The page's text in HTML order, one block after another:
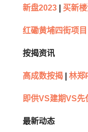
新盘2023 买新
红磡黄埔四街项目
按揭资讯
高成数按揭 林郑
即供VS建期VS先
最新动态